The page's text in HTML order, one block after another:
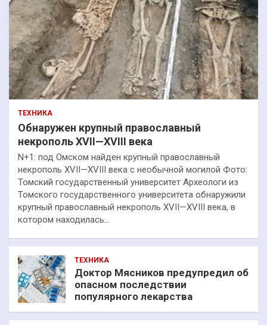
ТЕХНИКА
Обнаружен крупный православный
некрополь XVII—XVIII века
N+1: под Омском найден крупный православный
некрополь XVII—XVIII века с необычной могилой Фото:
Томский государственный университет Археологи из
Томского государственного университета обнаружили
крупный православный некрополь XVII—XVIII века, в
котором находилась…
ТЕХНИКА
Доктор Мясников предупредил об
опасном последствии
популярного лекарства